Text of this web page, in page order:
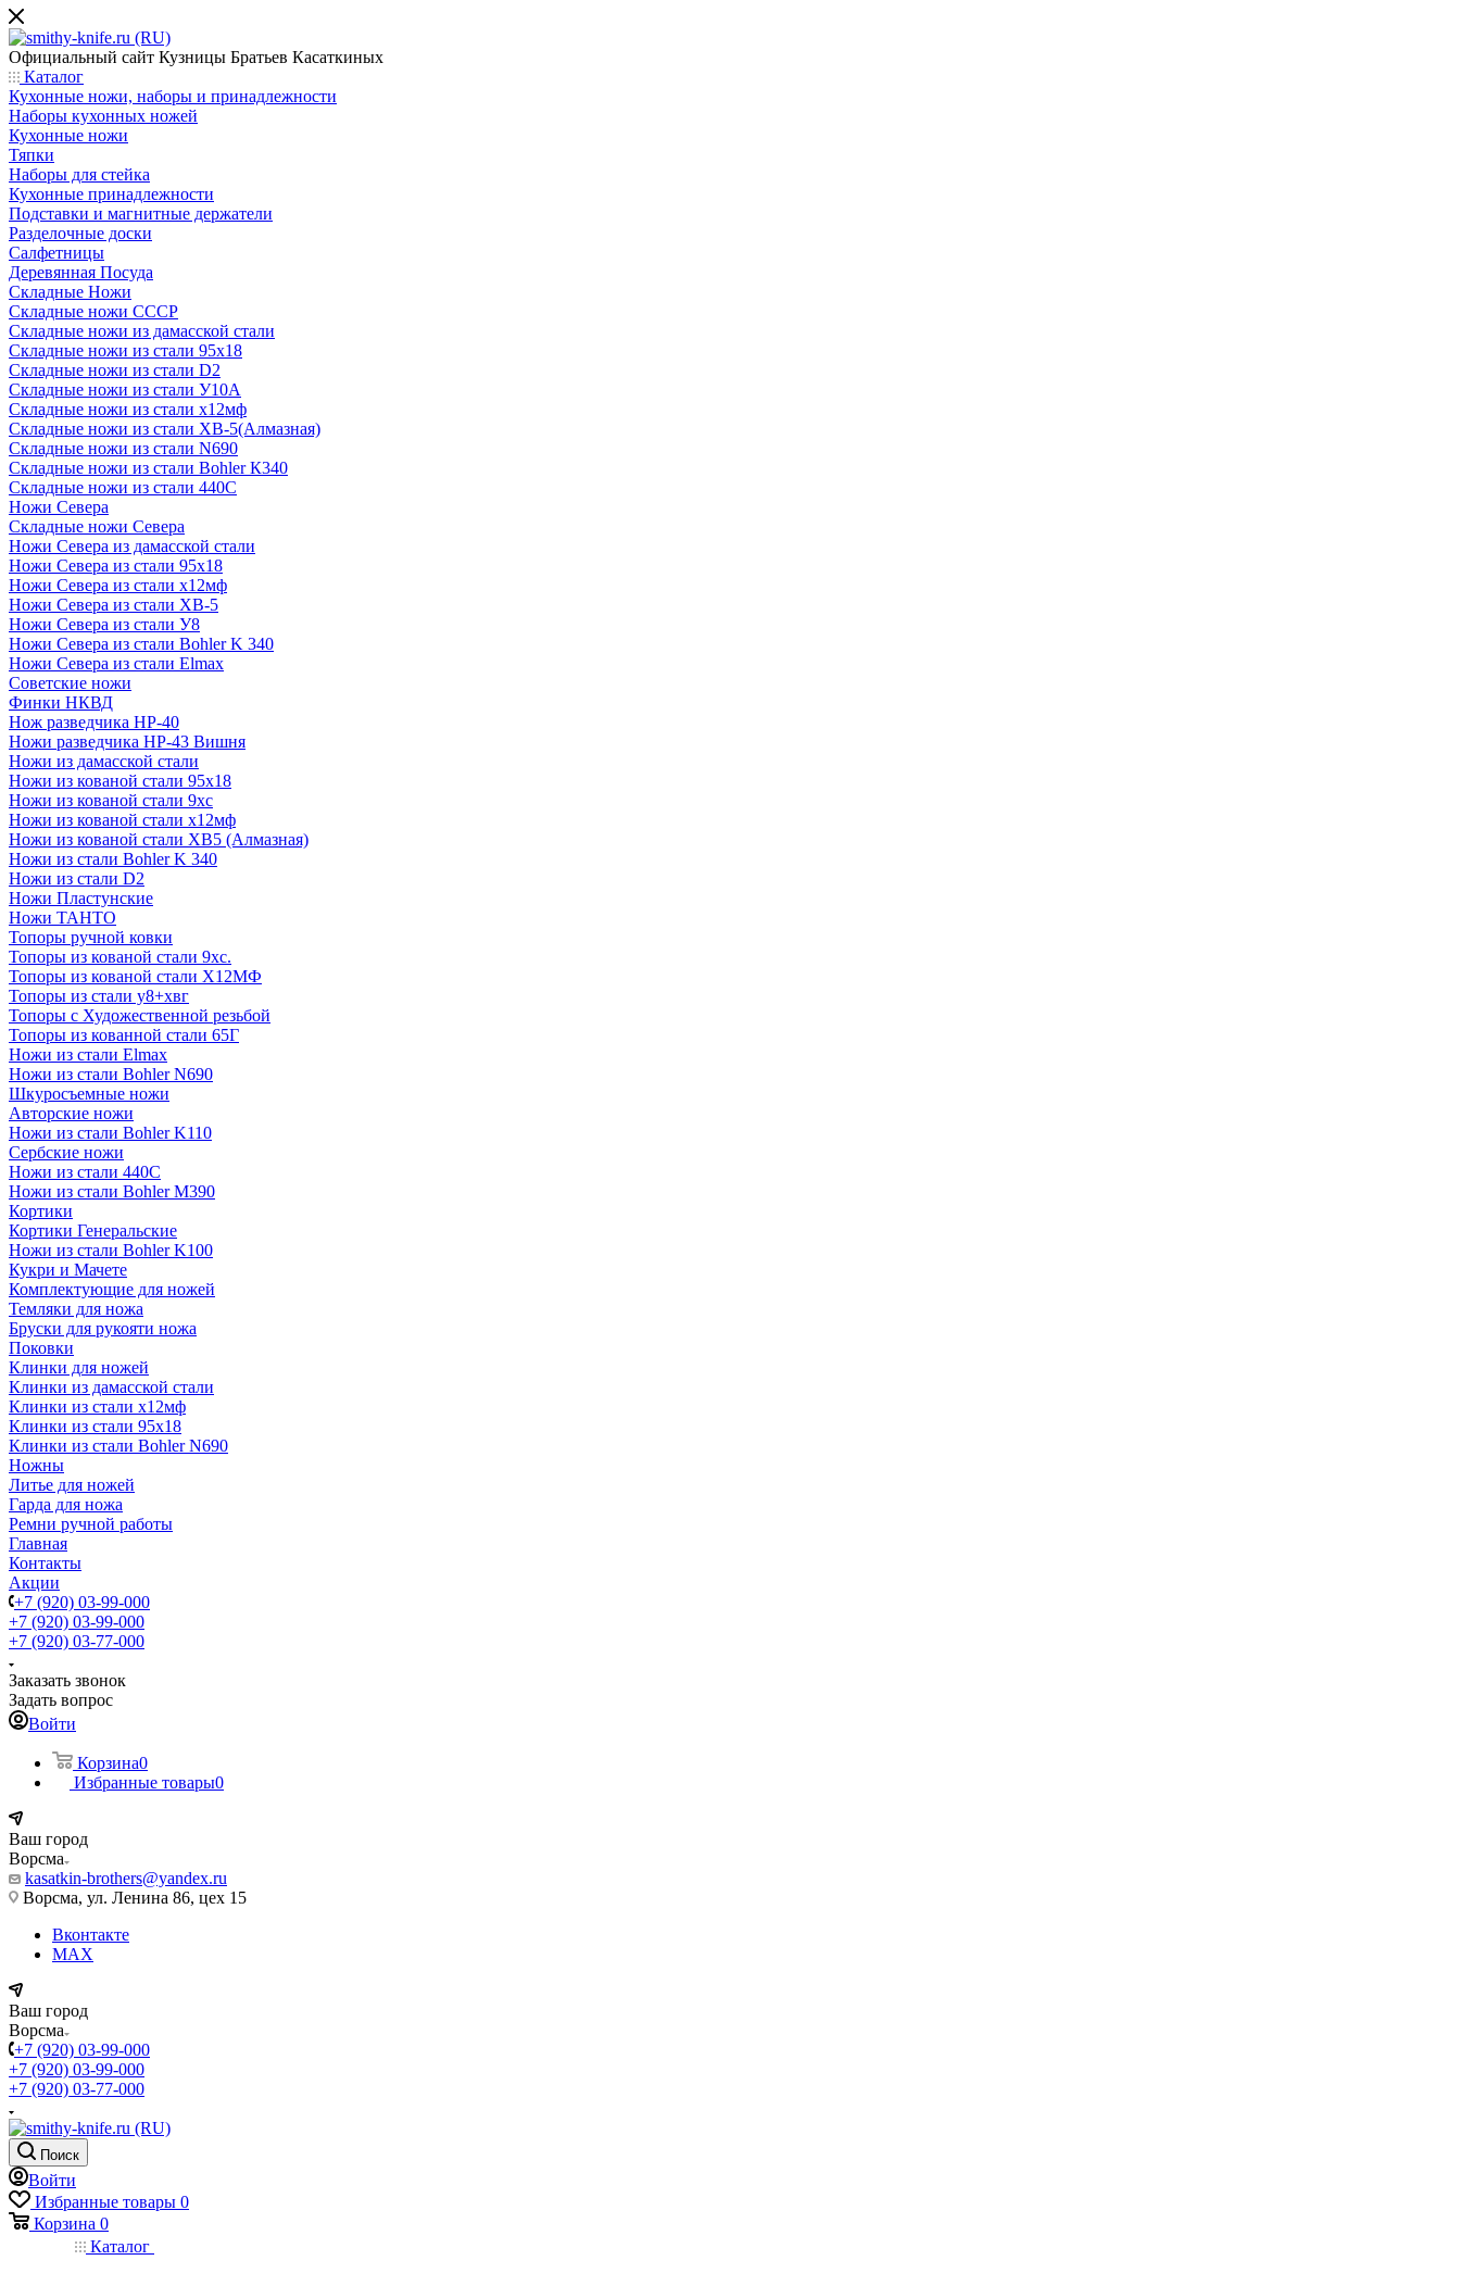
Официальный сайт Кузницы Братьев Касаткиных
Каталог
Кухонные ножи, наборы и принадлежности
Наборы кухонных ножей
Кухонные ножи
Тяпки
Наборы для стейка
Кухонные принадлежности
Подставки и магнитные держатели
Разделочные доски
Салфетницы
Деревянная Посуда
Складные Ножи
Cкладные ножи СССР
Складные ножи из дамасской стали
Складные ножи из стали 95х18
Складные ножи из стали D2
Складные ножи из стали У10А
Складные ножи из стали х12мф
Складные ножи из стали ХВ-5(Алмазная)
Складные ножи из стали N690
Складные ножи из стали Bohler К340
Складные ножи из стали 440С
Ножи Севера
Складные ножи Севера
Ножи Севера из дамасской стали
Ножи Севера из стали 95х18
Ножи Севера из стали х12мф
Ножи Севера из стали ХВ-5
Ножи Севера из стали У8
Ножи Севера из стали Bohler K 340
Ножи Севера из стали Elmax
Советские ножи
Финки НКВД
Нож разведчика НР-40
Ножи разведчика НР-43 Вишня
Ножи из дамасской стали
Ножи из кованой стали 95х18
Ножи из кованой стали 9хс
Ножи из кованой стали х12мф
Ножи из кованой стали ХВ5 (Алмазная)
Ножи из стали Bohler K 340
Ножи из стали D2
Ножи Пластунские
Ножи ТАНТО
Топоры ручной ковки
Топоры из кованой стали 9хс.
Топоры из кованой стали Х12МФ
Топоры из стали у8+хвг
Топоры с Художественной резьбой
Топоры из кованной стали 65Г
Ножи из стали Elmax
Ножи из стали Bohler N690
Шкуросъемные ножи
Авторские ножи
Ножи из стали Bohler K110
Сербские ножи
Ножи из стали 440С
Ножи из стали Bohler M390
Кортики
Кортики Генеральские
Ножи из стали Bohler K100
Кукри и Мачете
Комплектующие для ножей
Темляки для ножа
Бруски для рукояти ножа
Поковки
Клинки для ножей
Клинки из дамасской стали
Клинки из стали х12мф
Клинки из стали 95х18
Клинки из стали Bohler N690
Ножны
Литье для ножей
Гарда для ножа
Ремни ручной работы
Главная
Контакты
Акции
+7 (920) 03-99-000
+7 (920) 03-99-000
+7 (920) 03-77-000
Заказать звонок
Задать вопрос
Войти
Корзина0
Избранные товары0
Ваш город
Ворсма
kasatkin-brothers@yandex.ru
Ворсма, ул. Ленина 86, цех 15
Вконтакте
MAX
Ваш город
Ворсма
+7 (920) 03-99-000
+7 (920) 03-99-000
+7 (920) 03-77-000
Поиск
Войти
Избранные товары 0
Корзина 0
Каталог